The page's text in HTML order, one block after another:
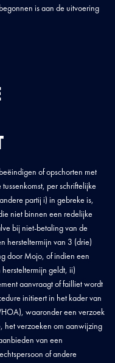
is aan de uitvoering
of opschorten met
per schriftelijke
partij i) in gebreke is,
niet binnen een redelijke
bij niet-betaling van de
hersteltermijn van 3 (drie)
door Mojo, of indien een
geldt, ii)
aanvraagt of failliet wordt
initieert in het kader van
waaronder een verzoek
het verzoeken om aanwijzing
van een
of andere